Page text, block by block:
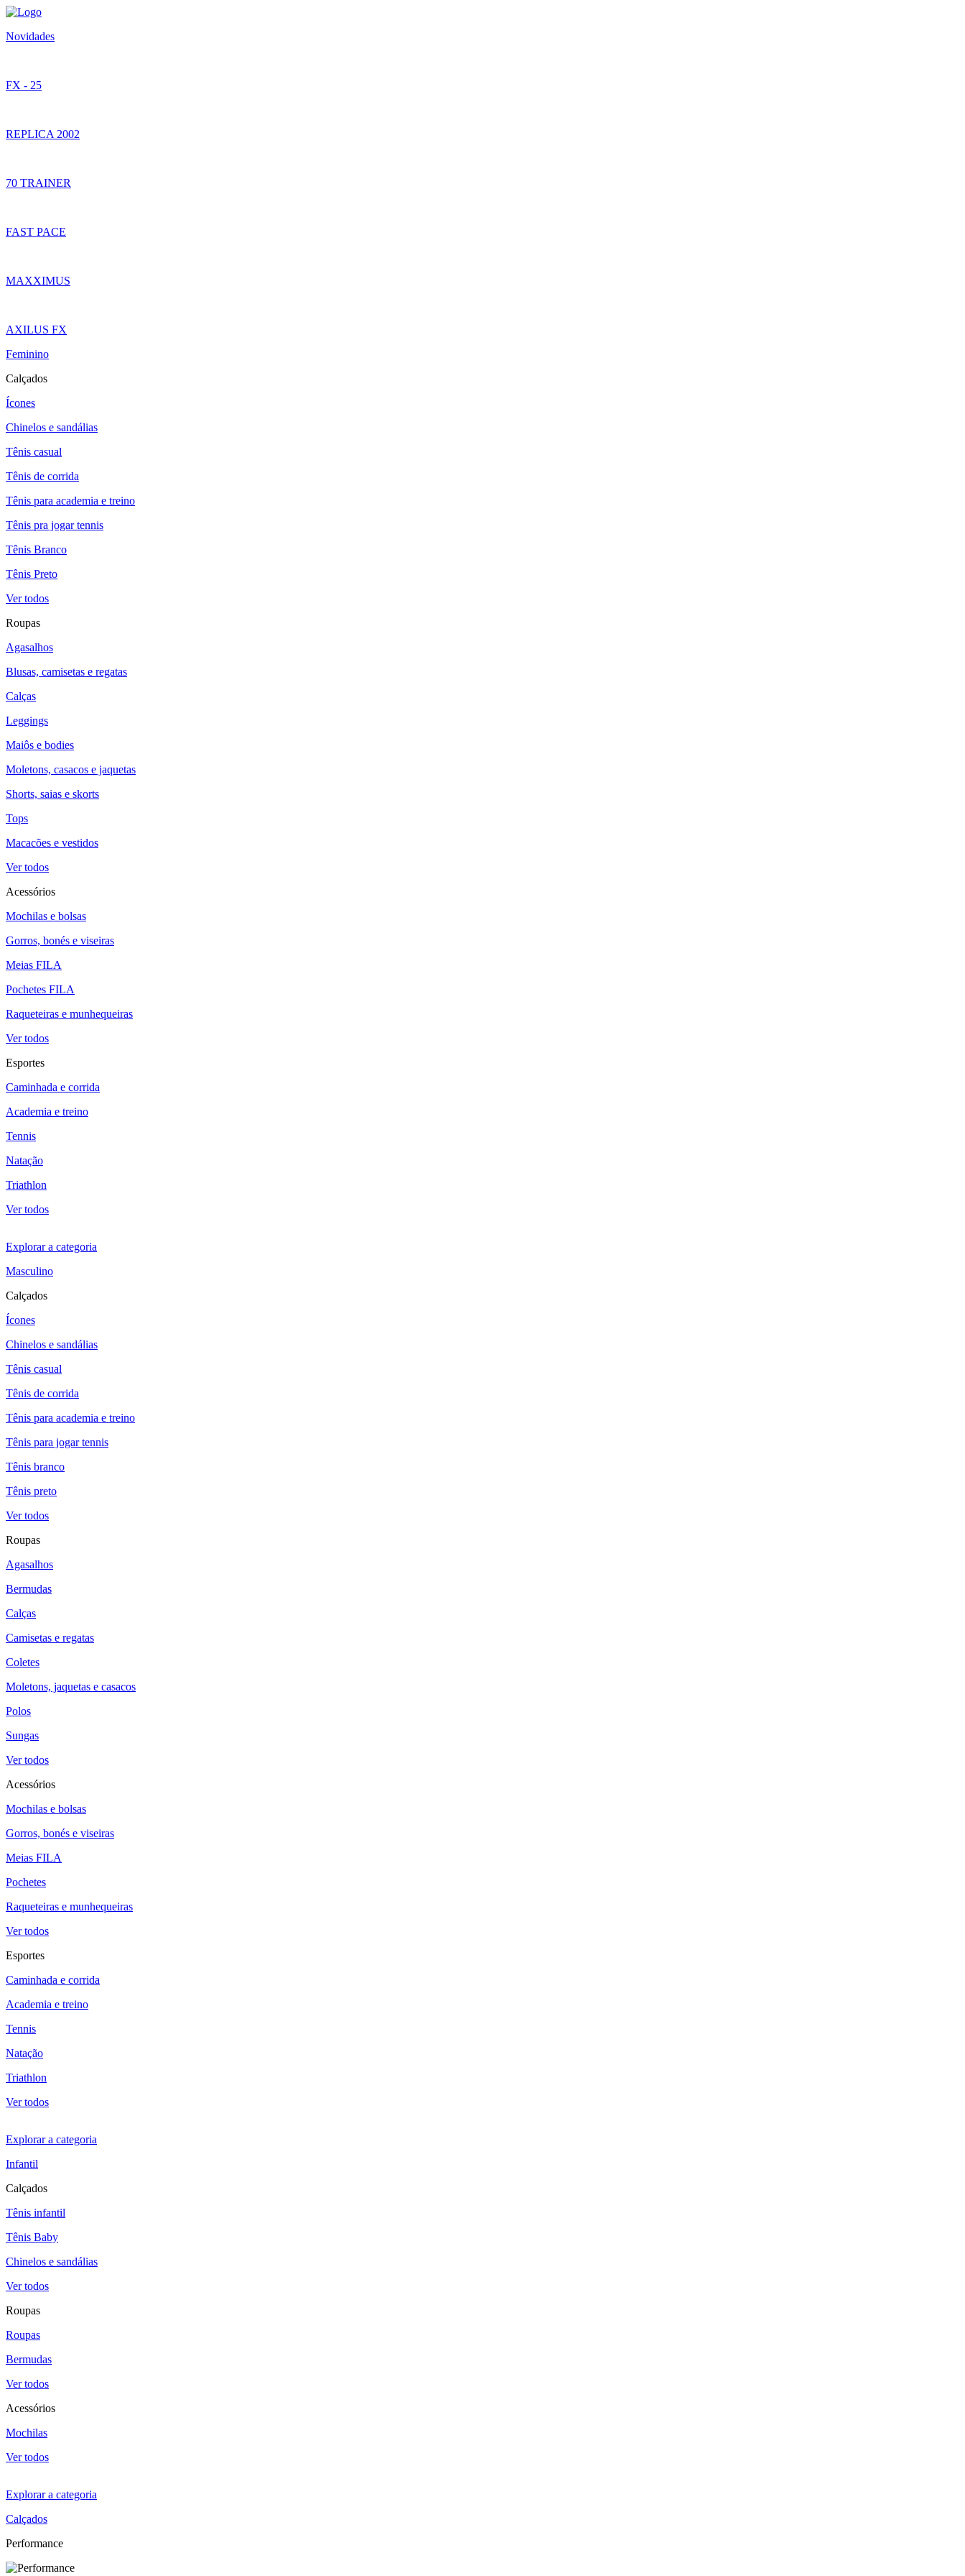
Novidades
FX - 25
REPLICA 2002
70 TRAINER
FAST PACE
MAXXIMUS
AXILUS FX
Feminino
Calçados
Ícones
Chinelos e sandálias
Tênis casual
Tênis de corrida
Tênis para academia e treino
Tênis pra jogar tennis
Tênis Branco
Tênis Preto
Ver todos
Roupas
Agasalhos
Blusas, camisetas e regatas
Calças
Leggings
Maiôs e bodies
Moletons, casacos e jaquetas
Shorts, saias e skorts
Tops
Macacões e vestidos
Ver todos
Acessórios
Mochilas e bolsas
Gorros, bonés e viseiras
Meias FILA
Pochetes FILA
Raqueteiras e munhequeiras
Ver todos
Esportes
Caminhada e corrida
Academia e treino
Tennis
Natação
Triathlon
Ver todos
Explorar a categoria
Masculino
Calçados
Ícones
Chinelos e sandálias
Tênis casual
Tênis de corrida
Tênis para academia e treino
Tênis para jogar tennis
Tênis branco
Tênis preto
Ver todos
Roupas
Agasalhos
Bermudas
Calças
Camisetas e regatas
Coletes
Moletons, jaquetas e casacos
Polos
Sungas
Ver todos
Acessórios
Mochilas e bolsas
Gorros, bonés e viseiras
Meias FILA
Pochetes
Raqueteiras e munhequeiras
Ver todos
Esportes
Caminhada e corrida
Academia e treino
Tennis
Natação
Triathlon
Ver todos
Explorar a categoria
Infantil
Calçados
Tênis infantil
Tênis Baby
Chinelos e sandálias
Ver todos
Roupas
Roupas
Bermudas
Ver todos
Acessórios
Mochilas
Ver todos
Explorar a categoria
Calçados
Performance